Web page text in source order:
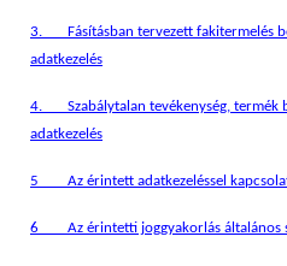
3. Fásításban tervezett fakitermelés
adatkezelés
4.
Szabálytalan tevékenység, termék
adatkezelés
5 Az érintett adatkezeléssel
6 Az érintetti joggyakorlás általános